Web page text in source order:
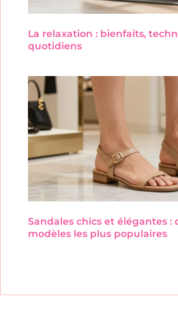
La relaxation : bienfaits,
quotidiens
Sandales chics et élégantes :
modèles les plus populaires